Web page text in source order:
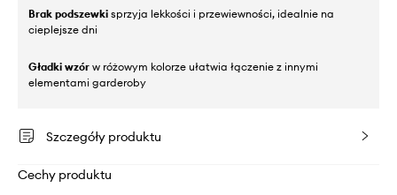
Brak podszewki sprzyja lekkości i przewiewności, idealnie na
cieplejsze dni
Gładki wzór w różowym kolorze ułatwia łączenie z innymi
elementami garderoby
Szczegóły produktu
Cechy produktu